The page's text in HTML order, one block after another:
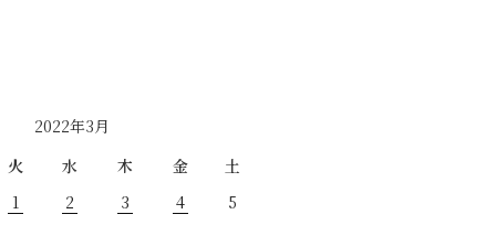
2022年3月
火 水 木 金
土
1
2 3 4
5